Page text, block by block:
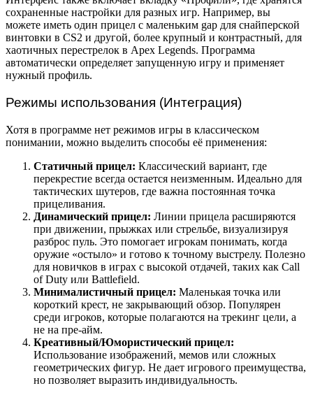
сохраненные настройки для разных игр. Например, вы
можете иметь один прицел с маленьким gap для снайперской
винтовки в CS2 и другой, более крупный и контрастный, для
хаотичных перестрелок в Apex Legends. Программа
автоматически определяет запущенную игру и применяет
нужный профиль.
Режимы использования (Интеграция)
Хотя в программе нет режимов игры в классическом
понимании, можно выделить способы её применения:
Статичный прицел: Классический вариант, где
перекрестие всегда остается неизменным. Идеально для
тактических шутеров, где важна постоянная точка
прицеливания.
Динамический прицел: Линии прицела расширяются
при движении, прыжках или стрельбе, визуализируя
разброс пуль. Это помогает игрокам понимать, когда
оружие «остыло» и готово к точному выстрелу. Полезно
для новичков в играх с высокой отдачей, таких как Call
of Duty или Battlefield.
Минималистичный прицел: Маленькая точка или
короткий крест, не закрывающий обзор. Популярен
среди игроков, которые полагаются на трекинг цели, а
не на пре-айм.
Креативный/Юмористический прицел:
Использование изображений, мемов или сложных
геометрических фигур. Не дает игрового преимущества,
но позволяет выразить индивидуальность.